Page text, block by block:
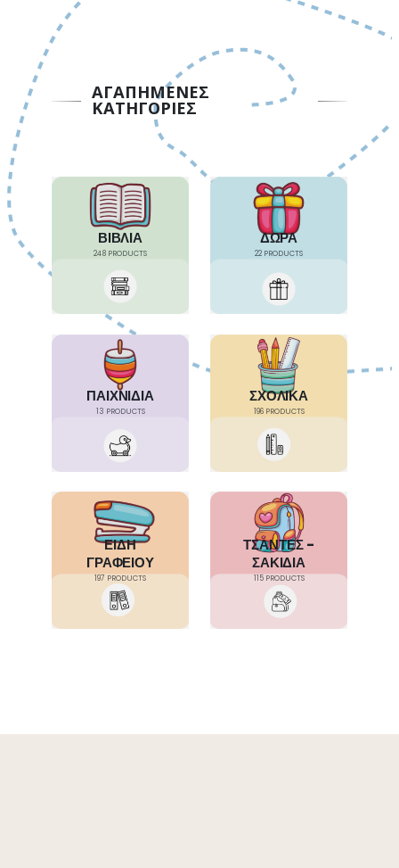
ΑΓΑΠΗΜΕΝΕΣ
ΚΑΤΗΓΟΡΙΕΣ
ΒΙΒΛΙΑ
248 PRODUCTS
ΔΩΡΑ
22 PRODUCTS
ΠΑΙΧΝΙΔΙΑ
13 PRODUCTS
ΣΧΟΛΙΚΑ
196PRODUCTS
ΕΙΔΗ
ΓΡΑΦΕΙΟΥ
197 PRODUCTS
ΤΣΑΝΤΕΣ -
ΣΑΚΙΔΙΑ
115PRODUCTS